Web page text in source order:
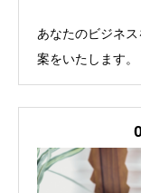
あなたのビジネ
案をいたします。